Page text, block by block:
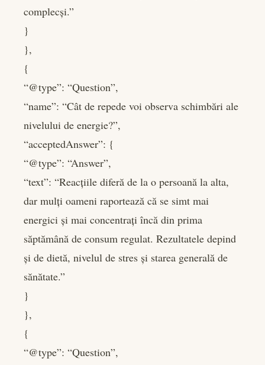
complecși.”
}
},
{
“@type”: “Question”,
“name”: “Cât de repede voi observa schimbări ale
nivelului de energie?”,
“acceptedAnswer”: {
“@type”: “Answer”,
“text”: “Reacțiile diferă de la o persoană la alta,
dar mulți oameni raportează că se simt mai
energici și mai concentrați încă din prima
săptămână de consum regulat. Rezultatele depind
și de dietă, nivelul de stres și starea generală de
sănătate.”
}
},
{
“@type”: “Question”,